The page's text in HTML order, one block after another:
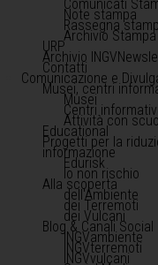
Comunicati
Note stampa
Rassegna
Archivio Stampa
URP
Archivio
Contatti
Comunicazione e
Musei, centri
Musei
Centri informativi
Attività con
Educational
Progetti per la
informazione
Edurisk
Io non rischio
Alla scoperta
dell'Ambiente
dei Terremoti
dei Vulcani
Blog & Canali Social
INGVambiente
INGVterremoti
INGVvulcani